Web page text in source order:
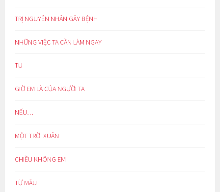
TRỊ NGUYÊN NHÂN GÂY BỆNH
NHỮNG VIỆC TA CẦN LÀM NGAY
TU
GIỜ EM LÀ CỦA NGƯỜI TA
NẾU…
MỘT TRỜI XUÂN
CHIỀU KHÔNG EM
TỪ MẪU